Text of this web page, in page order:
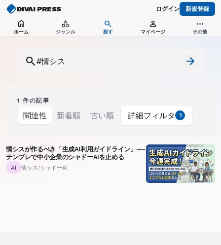
DIVAI PRESS ログイン 新規登録
home
ホーム
category
ジャンル
search
探す
person
マイページ
more_horiz
その他
search arrow_forward
1 件の記事
関連性 新着順 古い順 詳細フィルタ 1
情シスが作るべき「生成AI利用ガイドライン」──
テンプレで中小企業のシャドーAIを止める
AI 情シス/シャドーAI